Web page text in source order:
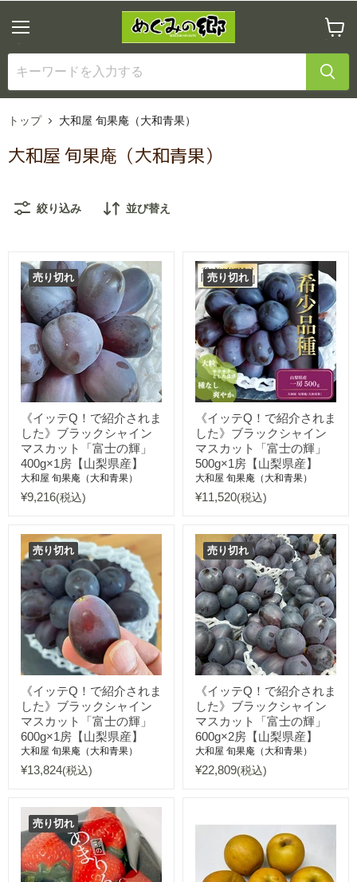
ニ
ュ
ー
ー
ト
を
見
トップ
大和屋 旬果庵（大和青果）
大和屋 旬果庵（大和青果）
絞り込み 並び替え
売り切れ
《イッテQ！で紹介されま
した》ブラックシャイン
マスカット「富士の輝」
400g×1房【山梨県産】
大和屋 旬果庵（大和青果）
¥9,216(税込)
売り切れ
《イッテQ！で紹介されま
した》ブラックシャイン
マスカット「富士の輝」
500g×1房【山梨県産】
大和屋 旬果庵（大和青果）
¥11,520(税込)
売り切れ
《イッテQ！で紹介されま
した》ブラックシャイン
マスカット「富士の輝」
600g×1房【山梨県産】
大和屋 旬果庵（大和青果）
¥13,824(税込)
売り切れ
《イッテQ！で紹介されま
した》ブラックシャイン
マスカット「富士の輝」
600g×2房【山梨県産】
大和屋 旬果庵（大和青果）
¥22,809(税込)
売り切れ